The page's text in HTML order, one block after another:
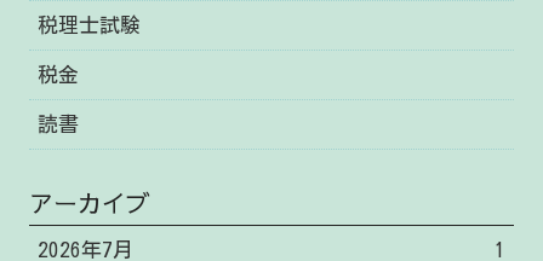
税理士試験
税金
読書
アーカイブ
2026年7月 1